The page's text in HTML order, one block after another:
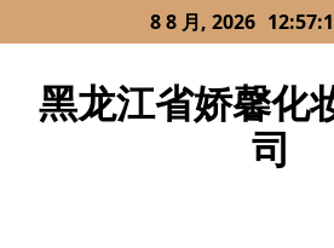
to
8 8 月, 2026
黑龙江省娇馨化
司